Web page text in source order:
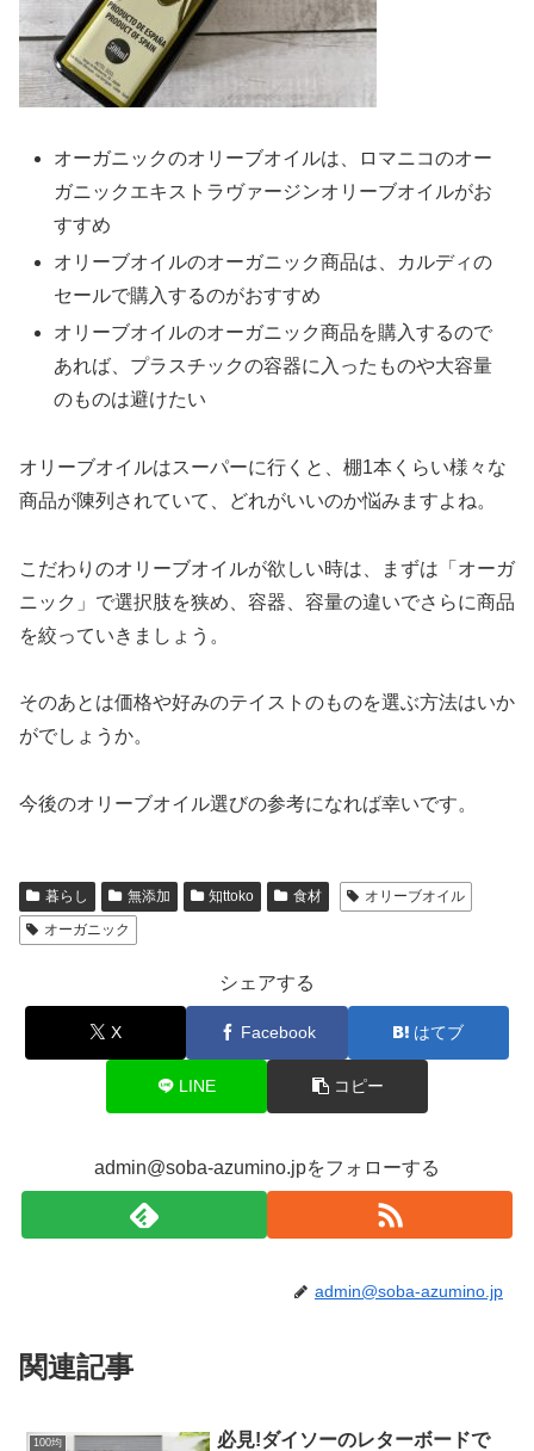
オーガニックのオリーブオイルは、ロマニコのオー
ガニックエキストラヴァージンオリーブオイルがお
すすめ
オリーブオイルのオーガニック商品は、カルディの
セールで購入するのがおすすめ
オリーブオイルのオーガニック商品を購入するので
あれば、プラスチックの容器に入ったものや大容量
のものは避けたい
オリーブオイルはスーパーに行くと、棚1本くらい様々な
商品が陳列されていて、どれがいいのか悩みますよね。
こだわりのオリーブオイルが欲しい時は、まずは「オーガ
ニック」で選択肢を狭め、容器、容量の違いでさらに商品
を絞っていきましょう。
そのあとは価格や好みのテイストのものを選ぶ方法はいか
がでしょうか。
今後のオリーブオイル選びの参考になれば幸いです。
暮らし 無添加 知ttoko 食材
オリーブオイル
オーガニック
シェアする
X Facebook はてブ
LINE コピー
admin@soba-azumino.jpをフォローする
admin@soba-azumino.jp
関連記事
100均
必見!ダイソーのレターボードで